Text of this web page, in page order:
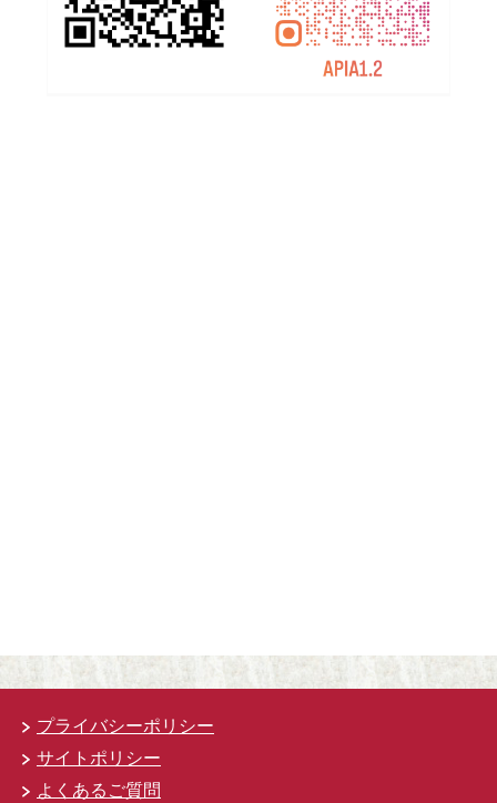
プライバシーポリシー
サイトポリシー
よくあるご質問